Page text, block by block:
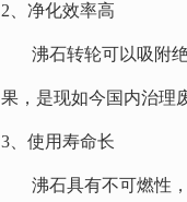
2、净化效率高
沸石转轮可以吸附绝
果，是现如今国内治理
3、使用寿命长
沸石具有不可燃性，